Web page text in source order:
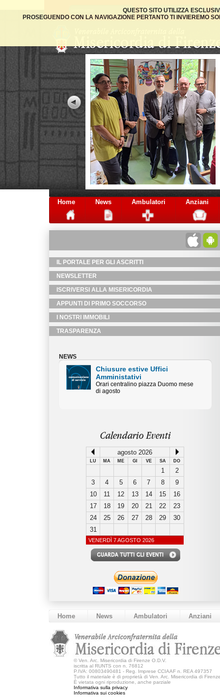
QUESTO SITO UTILIZZA
PROSEGUENDO CON LA NAVIGAZIONE PERTANTO TI INVIEREMO
Home News Ambulatori Anziani
IL PORTALE PER GLI ASCRITTI
NEWSLETTER
ISCRIVERSI ALLA MISERICORDIA
APPUNTI DI PRIMO SOCCORSO
I NOSTRI IMMOBILI
TRASPARENZA
NEWS
Chiusure estive Uffici
Amministativi
Orari centralino piazza Duomo mese
di agosto
Calendario Eventi
agosto 2026
LU MA ME GI VE SA DO
1
2
3
4 5 6 7 8
9
10
11 12 13 14 15
16
17
18 19 20 21 22
23
24
25 26 27 28 29
30
31
VENERDÌ 7 AGOSTO 2026
Home News Ambulatori Anziani
© Ven. Arc. Misericordia di Firenze O.D.V.
iscritta al RUNTS con n. 76812
P.IVA: 00803490481 - Reg. Imprese CCIAAF n. REA 497357
Tutto il materiale è di proprietà di Ven. Arc. Misericordia di
È vietata ogni riproduzione, anche parziale
Informativa sulla privacy
Informativa sui cookies